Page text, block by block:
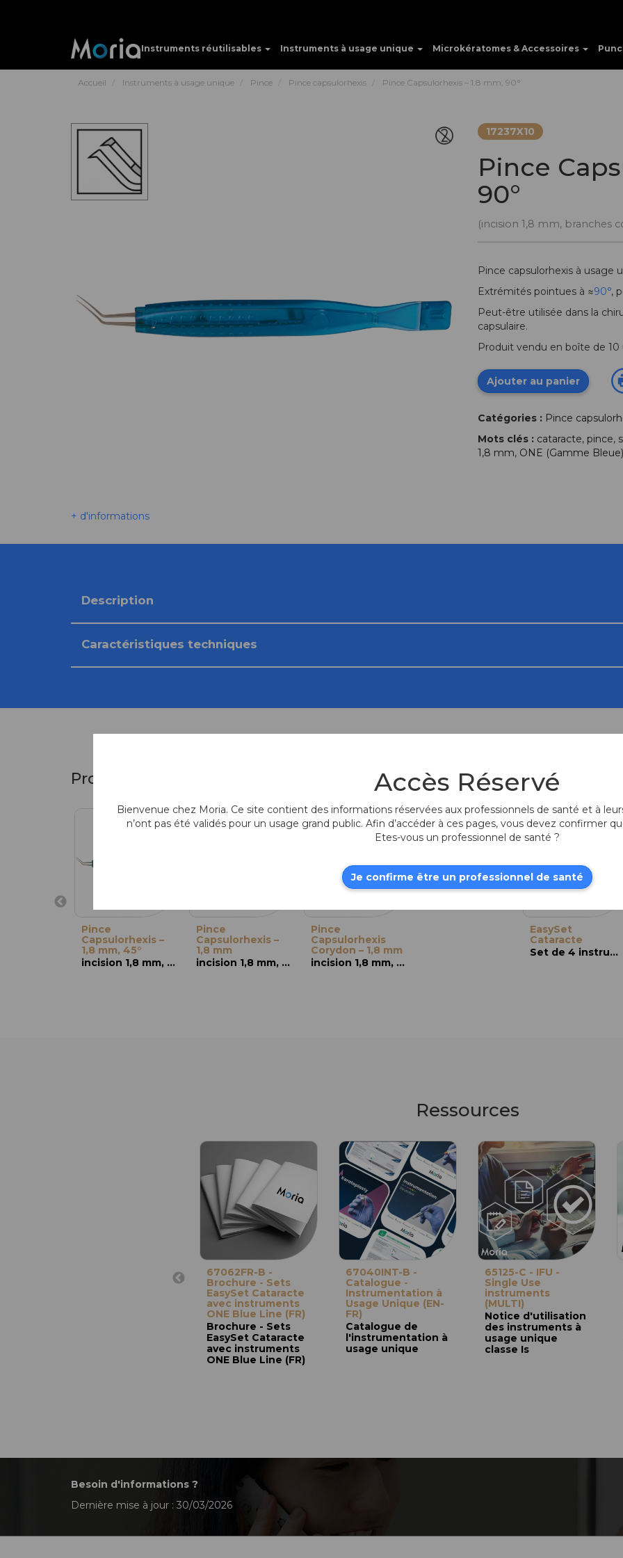
Instruments réutilisables Instruments à usage unique Microkératomes & Accessoires
Accueil Instruments à usage unique Pince Pince capsulorhexis Pince Capsulorhexis – 1.8 mm, 90°
+ d'informations
17237X10
Pince
90°
(incision 1,8 mm, branches
Pince capsulorhexis à usage
Extrémités pointues à ≈90°,
Peut-être utilisée dans la
capsulaire.
Produit vendu en boîte de 10
Ajouter au panier
Catégories : Pince
Mots clés : cataracte, pince,
1,8 mm, ONE (Gamme Bleue)
Description
Caractéristiques techniques
Produits similaires
Pince
Capsulorhexis –
1,8 mm, 45°
incision 1,8 mm, branches courbes, pointe 45°
Pince
Capsulorhexis –
1,8 mm
incision 1,8 mm, branches droites, extrémités pointues à 90°
Pince
Capsulorhexis
Corydon – 1,8 mm
incision 1,8 mm, branches courbes, extrémités pointues à 90°
Pince
Capsulorhexis
Crozafon – 1,8
Produits
EasySet
Cataracte
Set de 4 instruments à usage unique
Ressources
67062FR-B -
Brochure - Sets
EasySet Cataracte
avec instruments
ONE Blue Line (FR)
Brochure - Sets
EasySet Cataracte
avec instruments
ONE Blue Line (FR)
67040INT-B -
Catalogue -
Instrumentation à
Usage Unique (EN-
FR)
Catalogue de
l'instrumentation à
usage unique
65125-C - IFU -
Single Use
instruments
(MULTI)
Notice d'utilisation
des instruments à
usage unique
classe Is
Besoin d'informations ?
Dernière mise à jour : 30/03/2026
Accès Réservé
Bienvenue chez Moria. Ce site contient des informations réservées aux professionnels de santé et à
n’ont pas été validés pour un usage grand public. Afin d’accéder à ces pages, vous devez confirmer
Etes-vous un professionnel de santé ?
Je confirme être un professionnel de santé